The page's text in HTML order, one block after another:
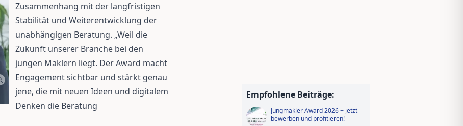
Zusammenhang mit der langfristigen
Stabilität und Weiterentwicklung der
unabhängigen Beratung. „Weil die
Zukunft unserer Branche bei den
jungen Maklern liegt. Der Award macht
Engagement sichtbar und stärkt genau
jene, die mit neuen Ideen und digitalem
Denken die Beratung
Empfohlene Beiträge:
Jungmakler Award 2026 − jetzt
bewerben und profitieren!